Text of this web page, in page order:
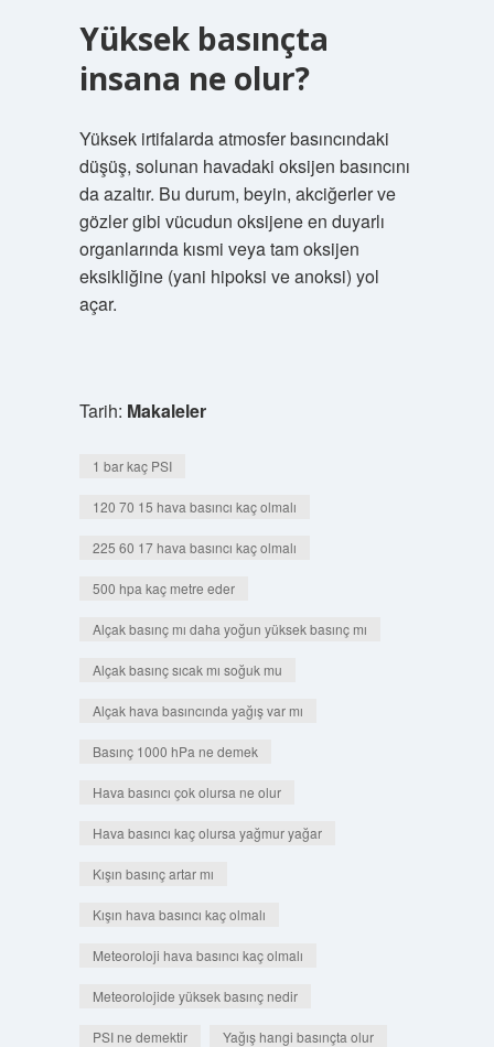
Yüksek basınçta
insana ne olur?
Yüksek irtifalarda atmosfer basıncındaki
düşüş, solunan havadaki oksijen basıncını
da azaltır. Bu durum, beyin, akciğerler ve
gözler gibi vücudun oksijene en duyarlı
organlarında kısmi veya tam oksijen
eksikliğine (yani hipoksi ve anoksi) yol
açar.
Tarih: Makaleler
1 bar kaç PSI
120 70 15 hava basıncı kaç olmalı
225 60 17 hava basıncı kaç olmalı
500 hpa kaç metre eder
Alçak basınç mı daha yoğun yüksek basınç mı
Alçak basınç sıcak mı soğuk mu
Alçak hava basıncında yağış var mı
Basınç 1000 hPa ne demek
Hava basıncı çok olursa ne olur
Hava basıncı kaç olursa yağmur yağar
Kışın basınç artar mı
Kışın hava basıncı kaç olmalı
Meteoroloji hava basıncı kaç olmalı
Meteorolojide yüksek basınç nedir
PSI ne demektir Yağış hangi basınçta olur